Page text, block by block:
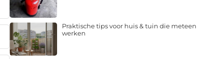
Praktische tips voor huis & tuin die meteen
werken